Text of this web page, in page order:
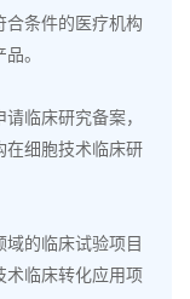
条件的医疗机构
。
临床研究备案，
在细胞技术临床研
的临床试验项目
术临床转化应用项